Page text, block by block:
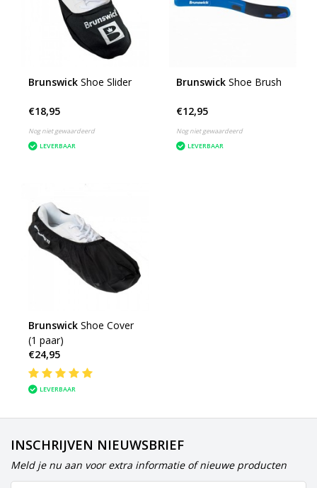
Brunswick Shoe Slider
€18,95
Nog niet gewaardeerd
LEVERBAAR
Brunswick Shoe Brush
€12,95
Nog niet gewaardeerd
LEVERBAAR
Brunswick Shoe Cover
(1 paar)
€24,95
LEVERBAAR
INSCHRIJVEN NIEUWSBRIEF
Meld je nu aan voor extra informatie of nieuwe producten